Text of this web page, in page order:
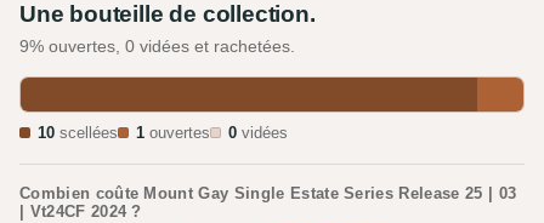
Une bouteille de collection.
9% ouvertes, 0 vidées et rachetées.
10 scellées 1 ouvertes 0 vidées
Combien coûte Mount Gay Single Estate Series Release 25 | 03
| Vt24CF 2024 ?